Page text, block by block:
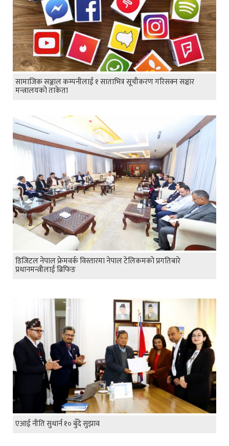
सामाजिक सञ्जाल कम्पनीलाई १ साताभित्र सूचीकरण गरिसक्न सञ्चार
मन्त्रालयको ताकेता
डिजिटल नेपाल फ्रेमवर्क विस्तारमा नेपाल टेलिकमको प्रगतिबारे
प्रधानमन्त्रीलाई ब्रिफिङ
एआई नीति सुधार्न १० बुँदे सुझाव